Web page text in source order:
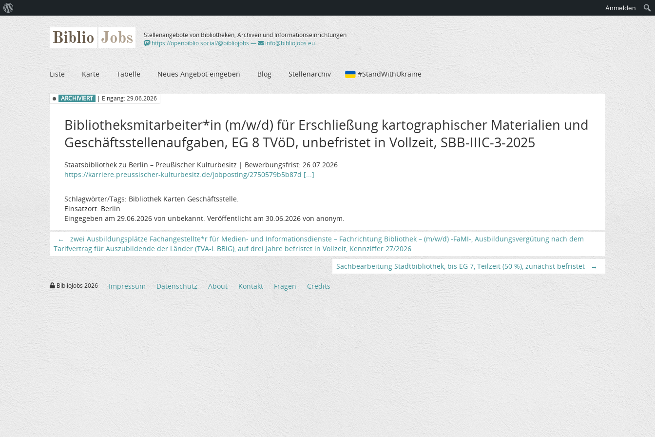
Biblio Jobs
Stellenangebote von Bibliotheken, Archiven und Informationseinrichtungen
https://openbiblio.social/@bibliojobs — info@bibliojobs.eu
Liste Karte Tabelle Neues Angebot eingeben Blog Stellenarchiv #StandWithUkraine
ARCHIVIERT | Eingang: 29.06.2026
Bibliotheksmitarbeiter*in (m/w/d) für Erschließung kartographischer Materialien und
Geschäftsstellenaufgaben, EG 8 TVöD, unbefristet in Vollzeit, SBB-IIIC-3-2025
Staatsbibliothek zu Berlin – Preußischer Kulturbesitz | Bewerbungsfrist: 26.07.2026
https://karriere.preussischer-kulturbesitz.de/jobposting/2750579b5b87d [...]
Schlagwörter/Tags: Bibliothek Karten Geschäftsstelle.
Einsatzort: Berlin
Eingegeben am 29.06.2026 von unbekannt. Veröffentlicht am 30.06.2026 von anonym.
←
zwei Ausbildungsplätze Fachangestellte*r für Medien- und Informationsdienste – Fachrichtung Bibliothek – (m/w/d) -FaMI-, Ausbildungsvergütung nach dem
Tarifvertrag für Auszubildende der Länder (TVA-L BBiG), auf drei Jahre befristet in Vollzeit, Kennziffer 27/2026
Sachbearbeitung Stadtbibliothek, bis EG 7, Teilzeit (50 %), zunächst befristet
→
BiblioJobs 2026 Impressum Datenschutz About Kontakt Fragen Credits
WordPress
Anmelden